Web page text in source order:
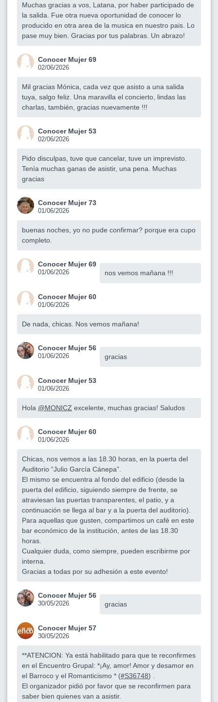
Muchas gracias a vos, Latana, por haber participado de
la salida. Fue otra nueva oportunidad de conocer lo
producido en otra area de la musica en nuestro pais. Lo
pase muy bien. Gracias por tus palabras. Un abrazo!
Conocer Mujer 69
02/06/2026
Mil gracias Mónica, cada vez que asisto a una salida
tuya, salgo feliz. Una maravilla el concierto, lindas las
charlas, también, gracias nuevamente !!!
Conocer Mujer 53
02/06/2026
Pido disculpas, tuve que cancelar, tuve un imprevisto.
Tenía muchas ganas de asistir, una pena. Muchas
gracias
Conocer Mujer 73
01/06/2026
buenas noches, yo no pude confirmar? porque era cupo
completo.
Conocer Mujer 69
01/06/2026 nos vemos mañana !!!
Conocer Mujer 60
01/06/2026
De nada, chicas. Nos vemos mañana!
Conocer Mujer 56
01/06/2026 gracias
Conocer Mujer 53
01/06/2026
Hola @MONICZ excelente, muchas gracias! Saludos
Conocer Mujer 60
01/06/2026
Chicas, nos vemos a las 18.30 horas, en la puerta del
Auditorio “Julio García Cánepa”.
El mismo se encuentra al fondo del edificio (desde la
puerta del edificio, siguiendo siempre de frente, se
atraviesan las puertas transparentes, el patio, y a
continuación se llega al bar y a la puerta del auditorio).
Para aquellas que gusten, compartimos un café en este
bar económico de la institución, antes de las 18.30
horas.
Cualquier duda, como siempre, pueden escribirme por
interna.
Gracias a todas por su adhesión a este evento!
Conocer Mujer 56
30/05/2026 gracias
Conocer Mujer 57
30/05/2026
**ATENCION: Ya está habilitado para que te reconfirmes
en el Encuentro Grupal: *¡Ay, amor! Amor y desamor en
el Barroco y el Romanticismo * (#S36748) .
El organizador pidió por favor que se reconfirmen para
saber bien quienes van a asistir.